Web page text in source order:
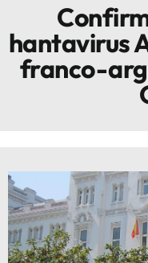
Innova
hantavirus
franco-